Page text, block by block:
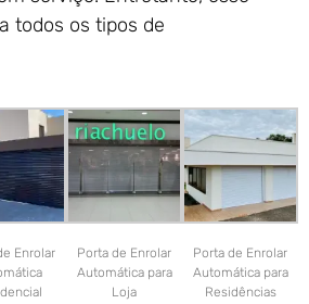
todos os tipos de
Enrolar
Porta de Enrolar
Automática para
Loja
Porta de Enrolar
Automática para
Residências